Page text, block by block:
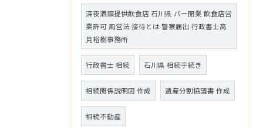
深夜酒類提供飲食店 石川県 バー開業 飲食店営
業許可 風営法 接待とは 警察届出 行政書士高
見裕樹事務所
行政書士 相続 石川県 相続手続き
相続関係説明図 作成 遺産分割協議書 作成
相続不動産